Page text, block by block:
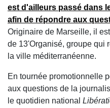
est d'ailleurs passé dans
afin de répondre aux
Originaire de Marseille, il
de 13'Organisé, groupe qui
la ville méditerranéenne.
En tournée promotionnelle
aux questions de la
le quotidien national